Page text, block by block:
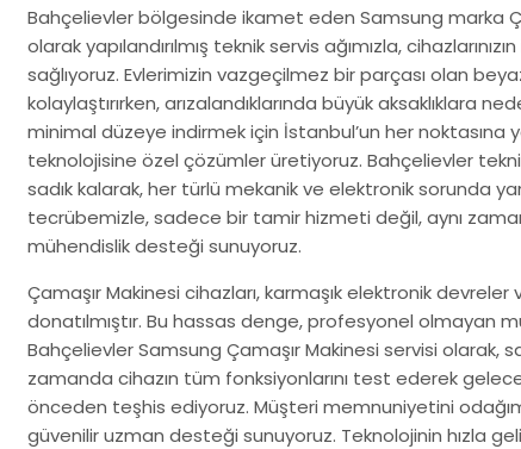
Bahçelievler bölgesinde ikamet eden Samsung marka
olarak yapılandırılmış teknik servis ağımızla,
sağlıyoruz. Evlerimizin vazgeçilmez bir parçası olan
kolaylaştırırken, arızalandıklarında büyük aksaklıklara
minimal düzeye indirmek için İstanbul’un her noktasına
teknolojisine özel çözümler üretiyoruz. Bahçelievler
sadık kalarak, her türlü mekanik ve elektronik sorunda
tecrübemizle, sadece bir tamir hizmeti değil, aynı
mühendislik desteği sunuyoruz.
Çamaşır Makinesi cihazları, karmaşık elektronik
donatılmıştır. Bu hassas denge, profesyonel olmayan
Bahçelievler Samsung Çamaşır Makinesi servisi olarak,
zamanda cihazın tüm fonksiyonlarını test ederek
önceden teşhis ediyoruz. Müşteri memnuniyetini
güvenilir uzman desteği sunuyoruz. Teknolojinin hızla